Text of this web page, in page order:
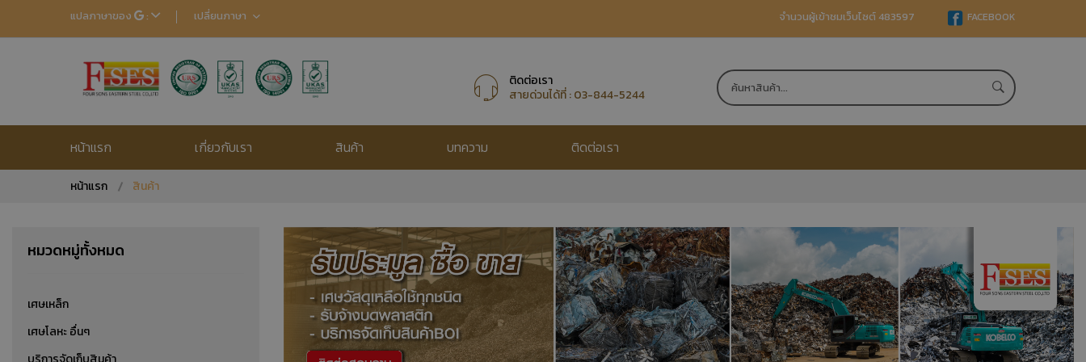
แปลภาษาของ :
TH EN
CN
เปลี่ยนภาษา จำนวนผู้เข้าชมเว็บไซต์ 483597 FACEBOOK
ติดต่อเรา
สายด่วนได้ที่ :03-844-5244
หน้าแรก เกี่ยวกับเรา สินค้า บทความ ติดต่อเรา
หน้าแรก สินค้า
หมวดหมู่ทั้งหมด
เศษเหล็ก
เศษโลหะ อื่นๆ